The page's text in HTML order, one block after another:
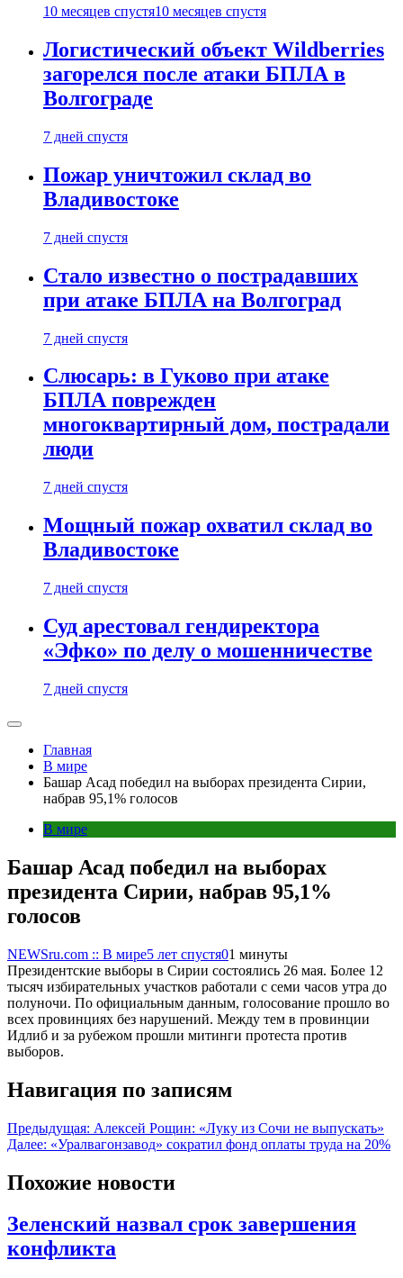
10 месяцев спустя10 месяцев спустя
Логистический объект Wildberries
загорелся после атаки БПЛА в
Волгограде
7 дней спустя
Пожар уничтожил склад во
Владивостоке
7 дней спустя
Стало известно о пострадавших
при атаке БПЛА на Волгоград
7 дней спустя
Слюсарь: в Гуково при атаке
БПЛА поврежден
многоквартирный дом, пострадали
люди
7 дней спустя
Мощный пожар охватил склад во
Владивостоке
7 дней спустя
Суд арестовал гендиректора
«Эфко» по делу о мошенничестве
7 дней спустя
Главная
В мире
Башар Асад победил на выборах президента Сирии,
набрав 95,1% голосов
В мире
Башар Асад победил на выборах
президента Сирии, набрав 95,1%
голосов
NEWSru.com :: В мире5 лет спустя01 минуты
Президентские выборы в Сирии состоялись 26 мая. Более 12
тысяч избирательных участков работали с семи часов утра до
полуночи. По официальным данным, голосование прошло во
всех провинциях без нарушений. Между тем в провинции
Идлиб и за рубежом прошли митинги протеста против
выборов.
Навигация по записям
Предыдущая: Алексей Рощин: «Луку из Сочи не выпускать»
Далее: «Уралвагонзавод» сократил фонд оплаты труда на 20%
Похожие новости
Зеленский назвал срок завершения
конфликта